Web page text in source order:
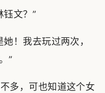
文？”
！我去玩过两次，
”
多，可也知道这个女